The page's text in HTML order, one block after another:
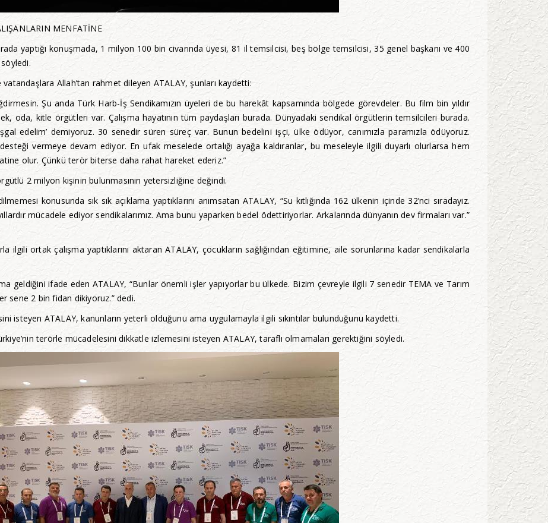
MENFATİNE
yaptığı konuşmada, 1 milyon 100 bin civarında üyesi, 81 il temsilcisi, beş bölge temsilcisi, 35 genel başkanı ve 400
vatandaşlara Allah’tan rahmet dileyen ATALAY, şunları kaydetti:
Şu anda Türk Harb-İş Sendikamızın üyeleri de bu harekât kapsamında bölgede görevdeler. Bu film bin yıldır
oda, kitle örgütleri var. Çalışma hayatının tüm paydaşları burada. Dünyadaki sendikal örgütlerin temsilcileri burada.
edelim’ demiyoruz. 30 senedir süren süreç var. Bunun bedelini işçi, ülke ödüyor, canımızla paramızla ödüyoruz.
vermeye devam ediyor. En ufak meselede ortalığı ayağa kaldıranlar, bu meseleyle ilgili duyarlı olurlarsa hem
olur. Çünkü terör biterse daha rahat hareket ederiz.”
2 milyon kişinin bulunmasının yetersizliğine değindi.
konusunda sık sık açıklama yaptıklarını anımsatan ATALAY, “Su kıtlığında 162 ülkenin içinde 32’nci sıradayız.
mücadele ediyor sendikalarımız. Ama bunu yaparken bedel ödettiriyorlar. Arkalarında dünyanın dev firmaları var.”
ilgili ortak çalışma yaptıklarını aktaran ATALAY, çocukların sağlığından eğitimine, aile sorunlarına kadar sendikalarla
geldiğini ifade eden ATALAY, “Bunlar önemli işler yapıyorlar bu ülkede. Bizim çevreyle ilgili 7 senedir TEMA ve Tarım
sene 2 bin fidan dikiyoruz.” dedi.
isteyen ATALAY, kanunların yeterli olduğunu ama uygulamayla ilgili sıkıntılar bulunduğunu kaydetti.
terörle mücadelesini dikkatle izlemesini isteyen ATALAY, taraflı olmamaları gerektiğini söyledi.